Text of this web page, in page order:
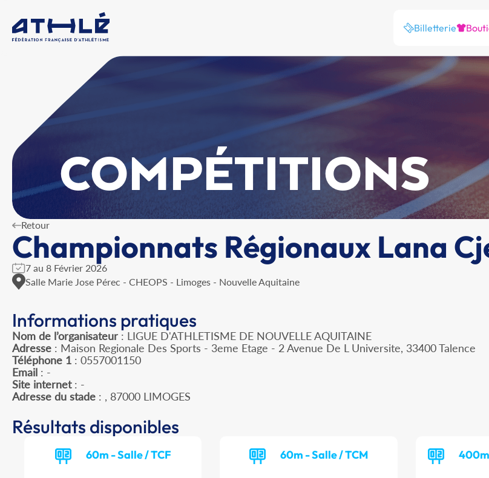
Billetterie
COMPÉTITIONS
Retour
Championnats Régionaux Lana
7 au 8 Février 2026
Salle Marie Jose Pérec - CHEOPS - Limoges - Nouvelle Aquitaine
Informations pratiques
Nom de l’organisateur : LIGUE D'ATHLETISME DE NOUVELLE AQUITAINE
Adresse : Maison Regionale Des Sports - 3eme Etage - 2 Avenue De L Universite, 33400 Talence
Téléphone 1 : 0557001150
Email : -
Site internet: -
Adresse du stade : , 87000 LIMOGES
Résultats disponibles
60m - Salle / TCF 60m - Salle / TCM